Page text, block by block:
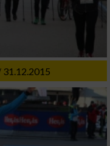
31.12.2015